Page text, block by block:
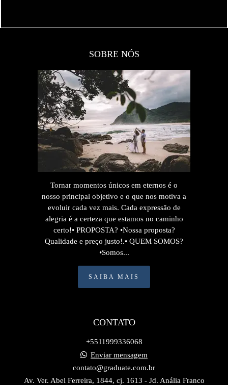
SOBRE NÓS
Tornar momentos únicos em eternos é o
nosso principal objetivo e o que nos motiva a
evoluir cada vez mais. Cada expressão de
alegria é a certeza que estamos no caminho
certo!• PROPOSTA? •Nossa proposta?
Qualidade e preço justo!.• QUEM SOMOS?
•Somos...
SAIBA MAIS
CONTATO
+5511999336068
Enviar mensagem
contato@graduate.com.br
Av. Ver. Abel Ferreira, 1844, cj. 1613 - Jd. Anália Franco